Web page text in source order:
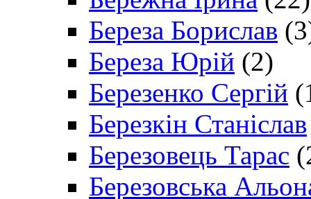
Береза Борислав
Береза Юрій (2)
Березенко Сергій
Березкін Станіслав
Березовець Тарас
Березовська